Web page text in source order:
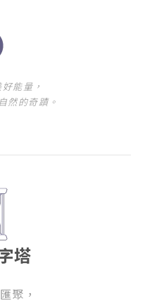
能量，
然的奇蹟。
塔
聚，